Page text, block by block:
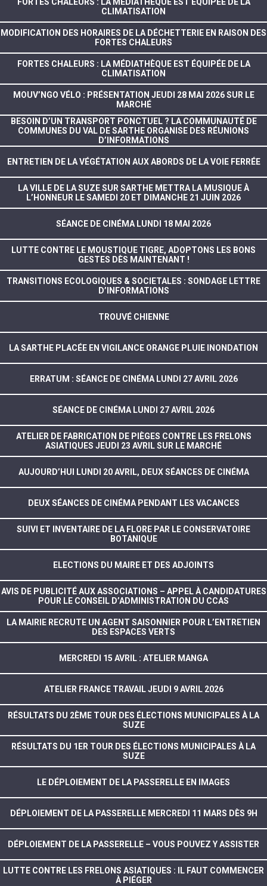
FORTES CHALEURS : LA MÉDIATHÈQUE EST ÉQUIPÉE DE LA
CLIMATISATION
MODIFICATION DES HORAIRES DE LA DÉCHETTERIE EN RAISON DES
FORTES CHALEURS
FORTES CHALEURS : LA MÉDIATHÈQUE EST ÉQUIPÉE DE LA
CLIMATISATION
MOUV’NGO VÉLO : PRÉSENTATION JEUDI 28 MAI 2026 SUR LE
MARCHÉ
BESOIN D’UN TRANSPORT PONCTUEL ? LA COMMUNAUTÉ DE
COMMUNES DU VAL DE SARTHE ORGANISE DES RÉUNIONS
D’INFORMATIONS
ENTRETIEN DE LA VÉGÉTATION AUX ABORDS DE LA VOIE FERRÉE
LA VILLE DE LA SUZE SUR SARTHE METTRA LA MUSIQUE À
L’HONNEUR LE SAMEDI 20 ET DIMANCHE 21 JUIN 2026
SÉANCE DE CINÉMA LUNDI 18 MAI 2026
LUTTE CONTRE LE MOUSTIQUE TIGRE, ADOPTONS LES BONS
GESTES DÈS MAINTENANT !
TRANSITIONS ECOLOGIQUES & SOCIETALES : SONDAGE LETTRE
D’INFORMATIONS
TROUVÉ CHIENNE
LA SARTHE PLACÉE EN VIGILANCE ORANGE PLUIE INONDATION
ERRATUM : SÉANCE DE CINÉMA LUNDI 27 AVRIL 2026
SÉANCE DE CINÉMA LUNDI 27 AVRIL 2026
ATELIER DE FABRICATION DE PIÈGES CONTRE LES FRELONS
ASIATIQUES JEUDI 23 AVRIL SUR LE MARCHÉ
AUJOURD’HUI LUNDI 20 AVRIL, DEUX SÉANCES DE CINÉMA
DEUX SÉANCES DE CINÉMA PENDANT LES VACANCES
SUIVI ET INVENTAIRE DE LA FLORE PAR LE CONSERVATOIRE
BOTANIQUE
ELECTIONS DU MAIRE ET DES ADJOINTS
AVIS DE PUBLICITÉ AUX ASSOCIATIONS – APPEL À CANDIDATURES
POUR LE CONSEIL D’ADMINISTRATION DU CCAS
LA MAIRIE RECRUTE UN AGENT SAISONNIER POUR L’ENTRETIEN
DES ESPACES VERTS
MERCREDI 15 AVRIL : ATELIER MANGA
ATELIER FRANCE TRAVAIL JEUDI 9 AVRIL 2026
RÉSULTATS DU 2ÈME TOUR DES ÉLECTIONS MUNICIPALES À LA
SUZE
RÉSULTATS DU 1ER TOUR DES ÉLECTIONS MUNICIPALES À LA
SUZE
LE DÉPLOIEMENT DE LA PASSERELLE EN IMAGES
DÉPLOIEMENT DE LA PASSERELLE MERCREDI 11 MARS DÈS 9H
DÉPLOIEMENT DE LA PASSERELLE – VOUS POUVEZ Y ASSISTER
LUTTE CONTRE LES FRELONS ASIATIQUES : IL FAUT COMMENCER
À PIÉGER